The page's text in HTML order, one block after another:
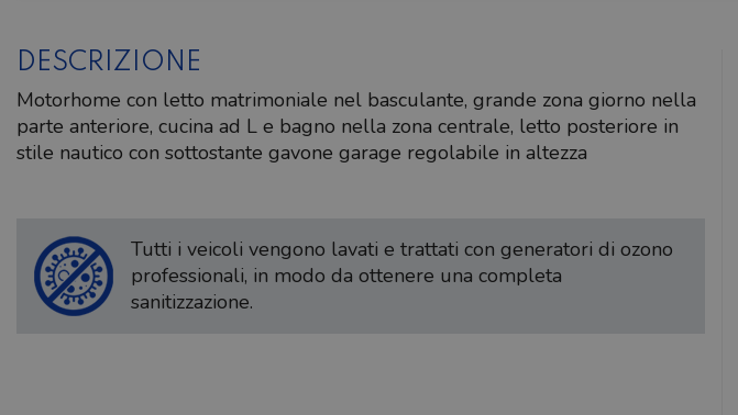
DESCRIZIONE
Motorhome con letto matrimoniale nel basculante, grande zona giorno nella
parte anteriore, cucina ad L e bagno nella zona centrale, letto posteriore in
stile nautico con sottostante gavone garage regolabile in altezza
Tutti i veicoli vengono lavati e trattati con generatori di ozono
professionali, in modo da ottenere una completa
sanitizzazione.